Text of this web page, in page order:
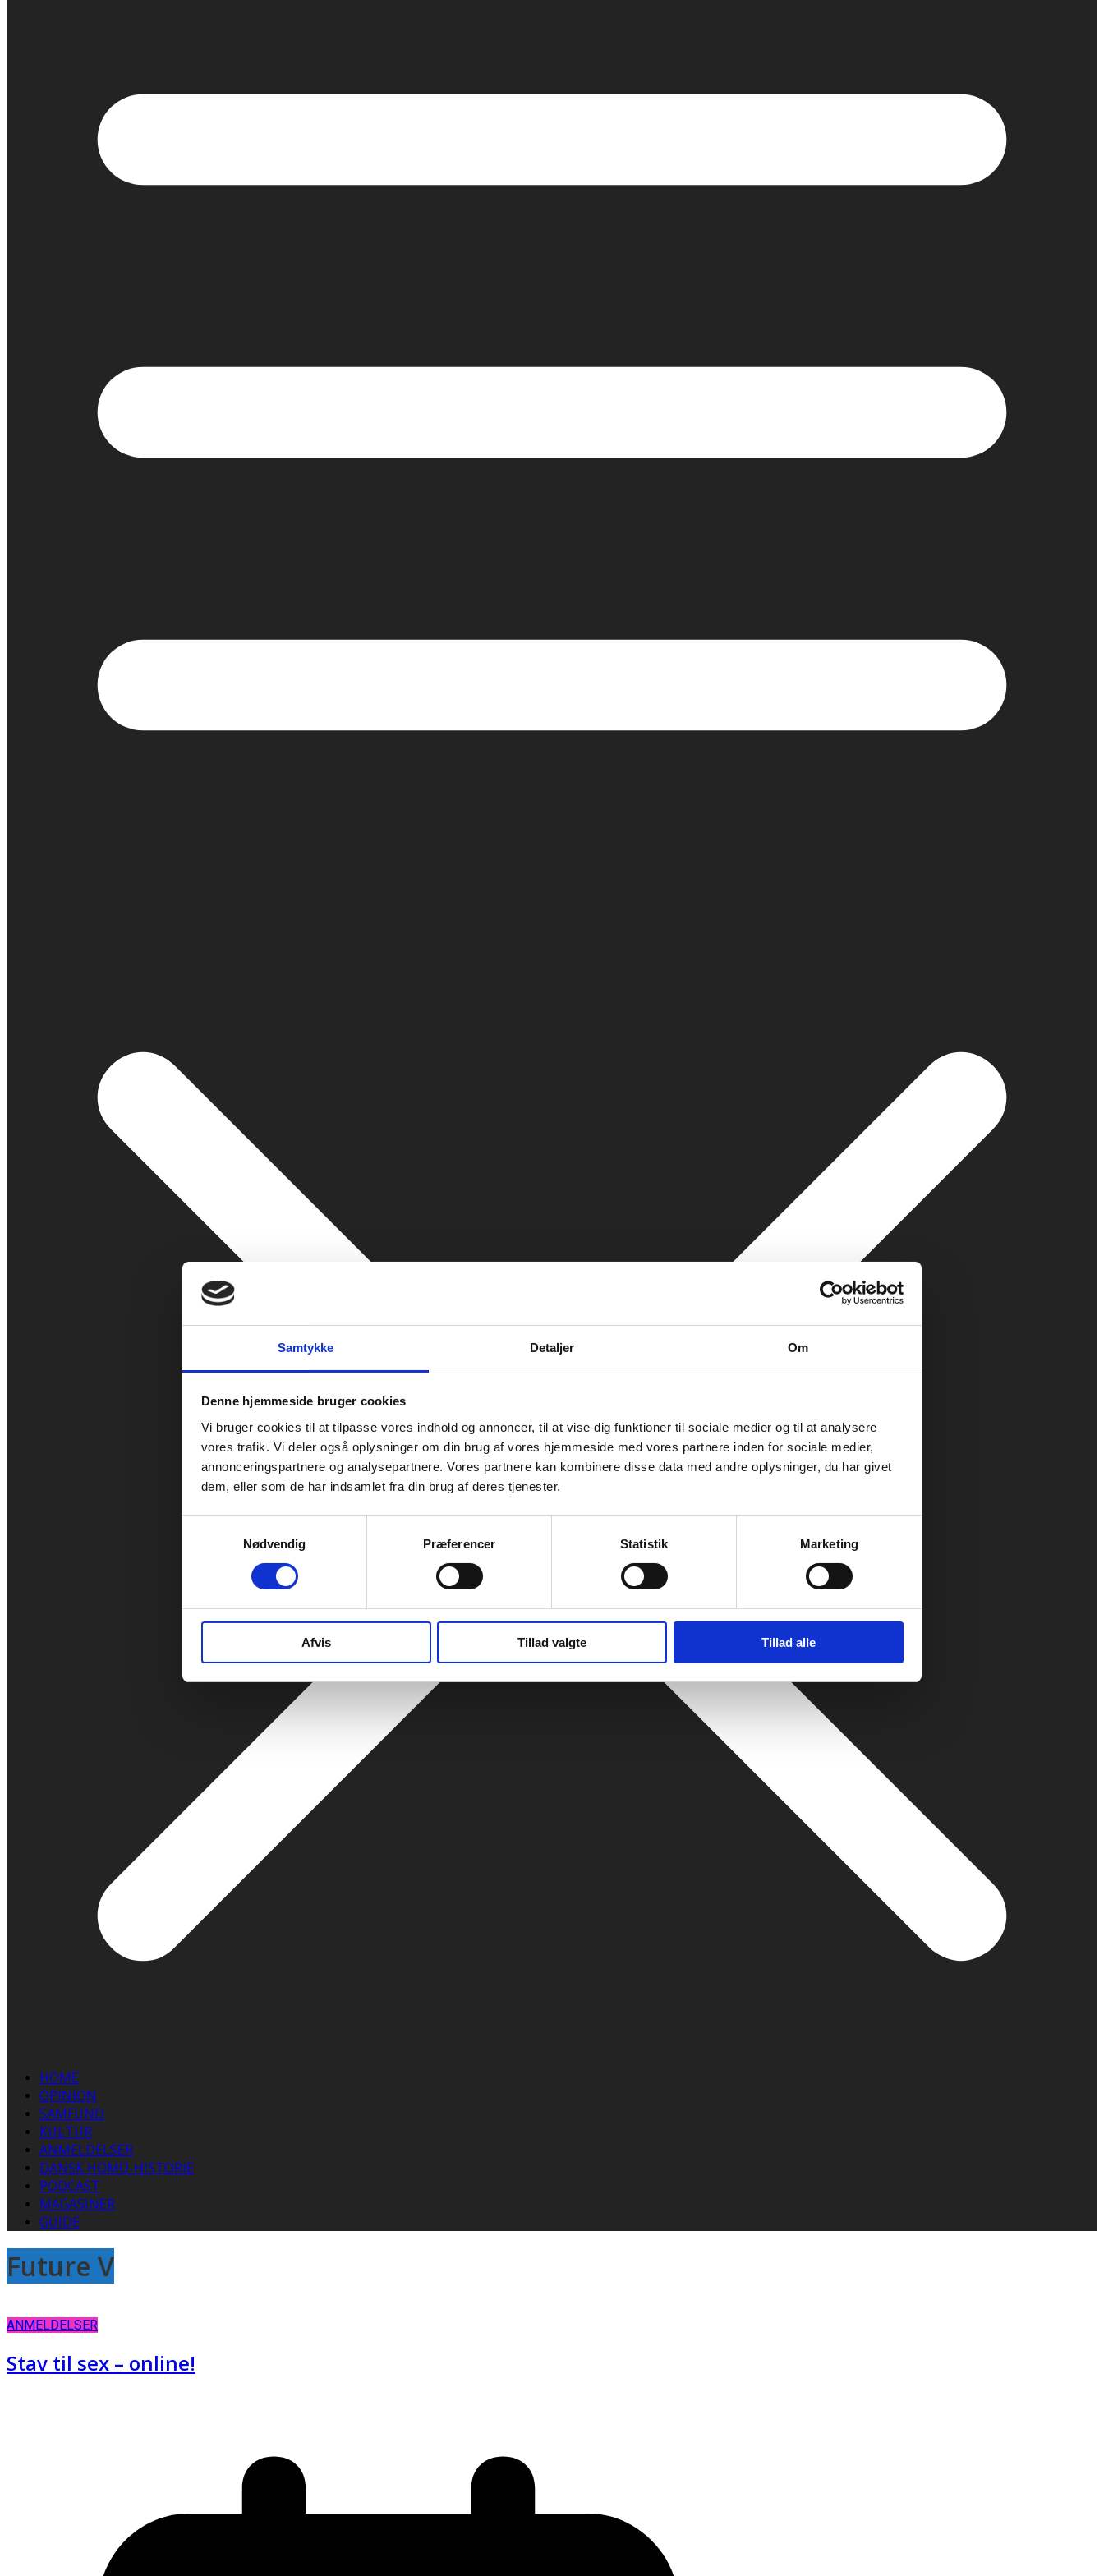
Samtykke Detaljer Om
Denne hjemmeside bruger cookies
Vi bruger cookies til at tilpasse vores indhold og annoncer, til at vise dig funktioner til sociale medier og til at analysere
vores trafik. Vi deler også oplysninger om din brug af vores hjemmeside med vores partnere inden for sociale medier,
annonceringspartnere og analysepartnere. Vores partnere kan kombinere disse data med andre oplysninger, du har givet
dem, eller som de har indsamlet fra din brug af deres tjenester.
Nødvendig
Præferencer Statistik Marketing
Afvis Tillad valgte Tillad alle
HOME
OPINION
SAMFUND
KULTUR
ANMELDELSER
DANSK HOMO-HISTORIE
PODCAST
MAGASINER
GUIDE
Future V
ANMELDELSER
Stav til sex – online!